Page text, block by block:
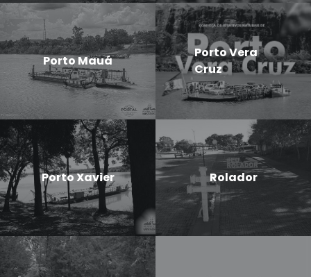
Porto Mauá
Porto Vera
Cruz
Porto Xavier Rolador